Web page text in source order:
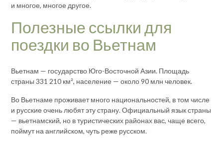
и многое, многое другое.
Полезные ссылки для
поездки во Вьетнам
Вьетнам — государство Юго-Восточной Азии. Площадь
страны 331 210 км², население — около 90 млн человек.
Во Вьетнаме проживает много национальностей, в том числе
и русские очень любят эту страну. Официальный язык страны
— вьетнамский, но в туристических районах вас, чаще всего,
поймут на английском, чуть реже русском.